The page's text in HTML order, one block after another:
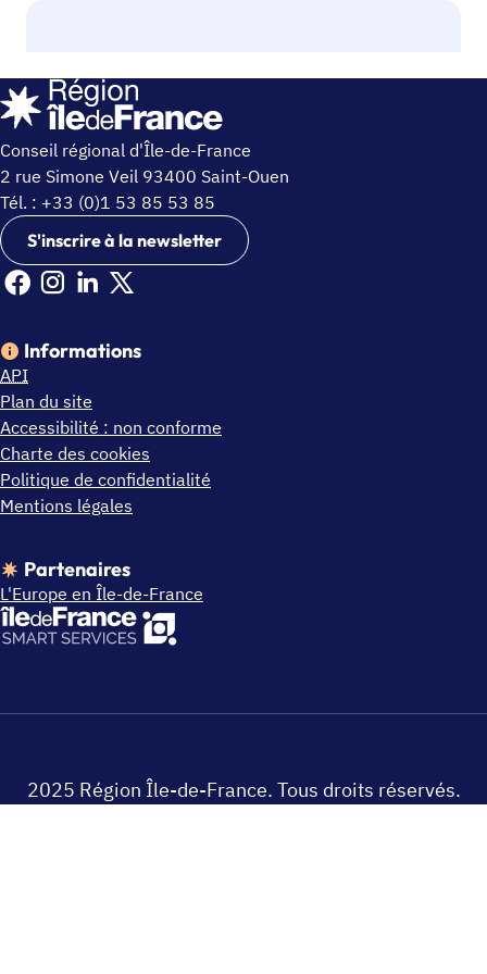
Conseil régional d'Île-de-France
2 rue Simone Veil 93400 Saint-Ouen
Tél. : +33 (0)1 53 85 53 85
S'inscrire à la newsletter
Facebook Ile de France (nouvelle fenêtre)
Instagram Ile de France (nouvelle fenêtre)
Linkedin Ile de France (nouvelle fenêtre)
X Ile de France (nouvelle fenêtre)
Informations
API
Plan du site
Accessibilité : non conforme
Charte des cookies
Politique de confidentialité
Mentions légales
Partenaires
L'Europe en Île-de-France
2025 Région Île-de-France. Tous droits réservés.